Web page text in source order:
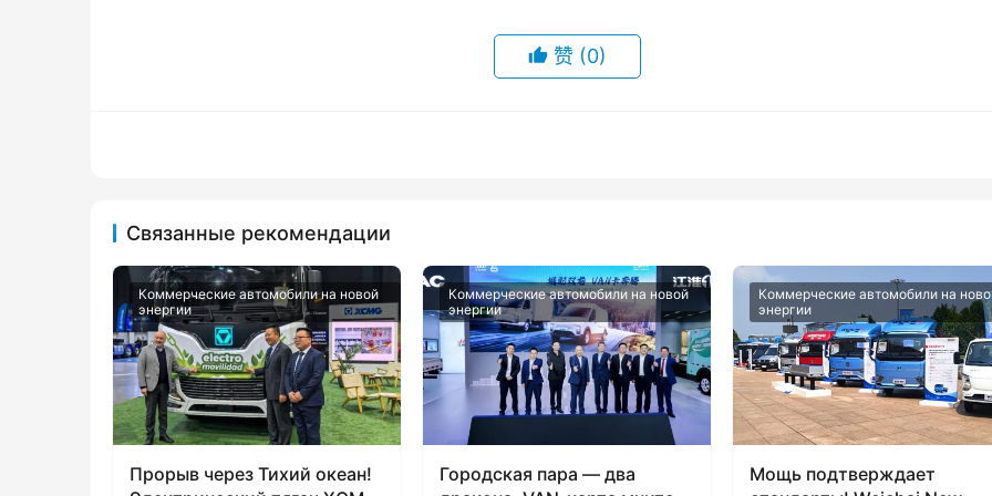
赞 (0)
Связанные рекомендации
Коммерческие автомобили на новой
энергии
Прорыв через Тихий океан!
Коммерческие автомобили на новой
энергии
Городская пара — два
Коммерческие автомобили на
энергии
Мощь подтверждает